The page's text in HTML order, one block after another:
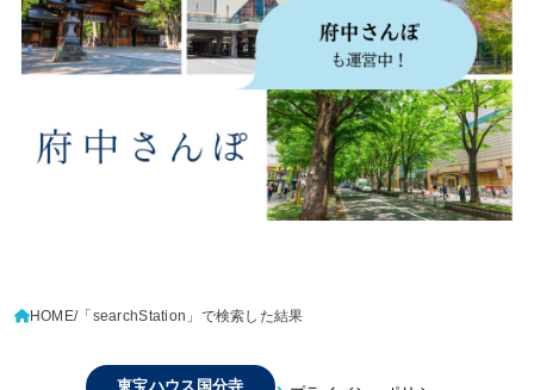
HOME 「searchStation」で検索した結果
東宝ハウス国分寺